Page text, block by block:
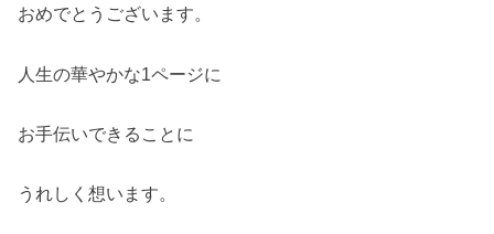
おめでとうございます。
人生の華やかな1ページに
お手伝いできることに
うれしく想います。